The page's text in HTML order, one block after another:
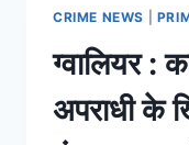
CRIME NEWS
ग्वालियर
अपराधी के